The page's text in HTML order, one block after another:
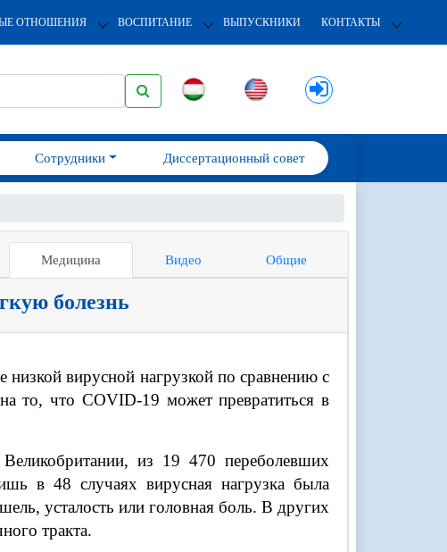
ОТНОШЕНИЯ ВОСПИТАНИЕ ВЫПУСКНИКИ КОНТАКТЫ
Сотрудники Диссертационный совет
Медицина Видео Общие
болезнь
низкой вирусной нагрузкой по сравнению с
то, что COVID-19 может превратиться в
из 19 470 переболевших
в 48 случаях вирусная нагрузка была
усталость или головная боль. В других
тракта.